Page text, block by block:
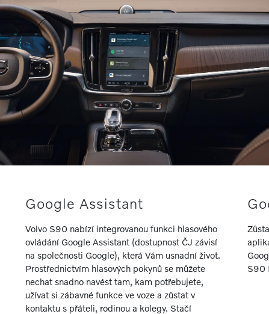
Google Assistant
Volvo S90 nabízí integrovanou funkci hlasového
ovládání Google Assistant (dostupnost ČJ závisí
na společnosti Google), která Vám usnadní život.
Prostřednictvím hlasových pokynů se můžete
nechat snadno navést tam, kam potřebujete,
užívat si zábavné funkce ve voze a zůstat v
kontaktu s přáteli, rodinou a kolegy. Stačí
S90